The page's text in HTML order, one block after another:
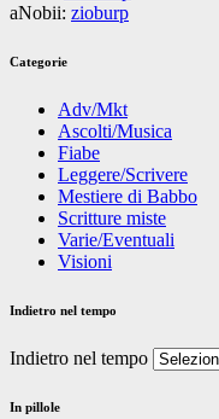
aNobii: zioburp
Categorie
Adv/Mkt
Ascolti/Musica
Fiabe
Leggere/Scrivere
Mestiere di Babbo
Scritture miste
Varie/Eventuali
Visioni
Indietro nel tempo
Indietro nel tempo
In pillole